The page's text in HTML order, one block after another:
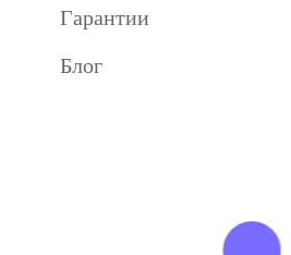
Гарантии
Блог